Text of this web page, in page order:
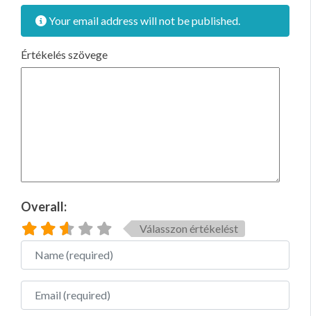
Your email address will not be published.
Értékelés szövege
Overall:
Válasszon értékelést
Name
Email